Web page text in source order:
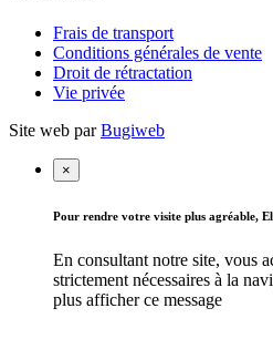
Frais de transport
Conditions générales de vente
Droit de rétractation
Vie privée
Site web parBugiweb
×
Pour rendre votre visite plus agréable,
En consultant notre site, vous
strictement nécessaires à la
plus afficher ce message